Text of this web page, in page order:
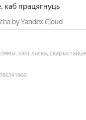
каб працягнуць
by Yandex Cloud
калі ласка, скарыстайце